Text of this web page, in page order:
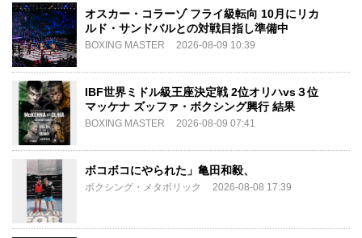
オスカー・コラーゾ フライ級転向 10月にリカ
ルド・サンドバルとの対戦目指し準備中
BOXING MASTER 2026-08-09 10:39
IBF世界ミドル級王座決定戦 2位オリハvs３位
マッケナ ズッファ・ボクシング興行 結果
BOXING MASTER 2026-08-09 07:41
ボコボコにやられた」亀田和毅、
ボクシング・メタボリック 2026-08-08 17:39